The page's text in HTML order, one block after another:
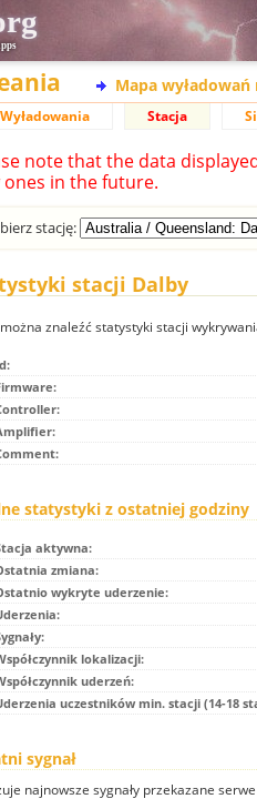
Mapa wyładowań
Wyładowania Stacja
note that the data
ones in the future.
stację:
stacji Dalby
znaleźć statystyki stacji
statystyki z ostatniej godziny
aktywna:
zmiana:
wykryte uderzenie:
lokalizacji:
uderzeń:
uczestników min. stacji (14-18
sygnał
najnowsze sygnały przekazane